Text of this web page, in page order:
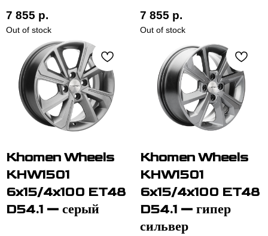
7 855 р.
Out of stock
7 855 р.
Out of stock
Khomen Wheels
KHW1501
6x15/4x100 ET48
D54.1 — серый
Khomen Wheels
KHW1501
6x15/4x100 ET48
D54.1 — гипер
сильвер